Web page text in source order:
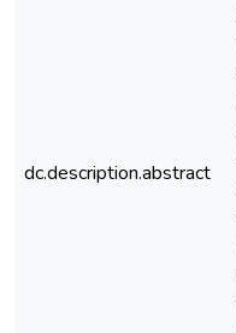
dc.description.abstract